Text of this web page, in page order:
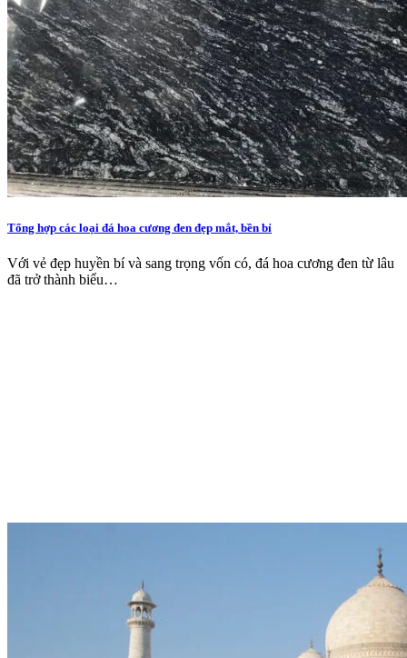
Tổng hợp các loại đá hoa cương đen đẹp mắt, bền bỉ
Với vẻ đẹp huyền bí và sang trọng vốn có, đá hoa cương đen từ lâu
đã trở thành biểu…